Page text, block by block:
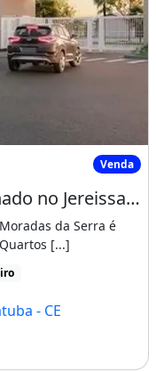
no Jereissate
Venda
Casas em Condominio Fechado no Jereissate 3, Entrada Facilitada em Ate 60X, Aproveite!
Moradas da Serra é
[...]
- CE